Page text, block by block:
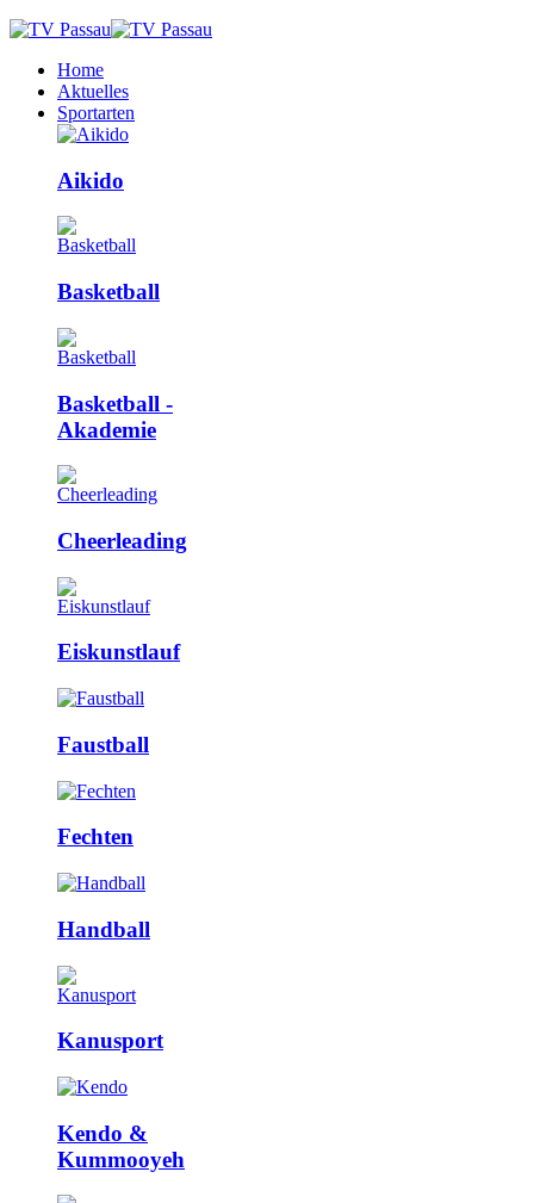
Home
Aktuelles
Sportarten
Aikido
Basketball
Basketball ­
Akademie
Cheerleading
Eiskunstlauf
Faustball
Fechten
Handball
Kanusport
Kendo &
Kummooyeh